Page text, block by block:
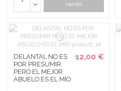
carrito
DELANTAL NO ES
POR PRESUMIR
PERO EL MEJOR
ABUELO ES EL MÍO
12,00 €